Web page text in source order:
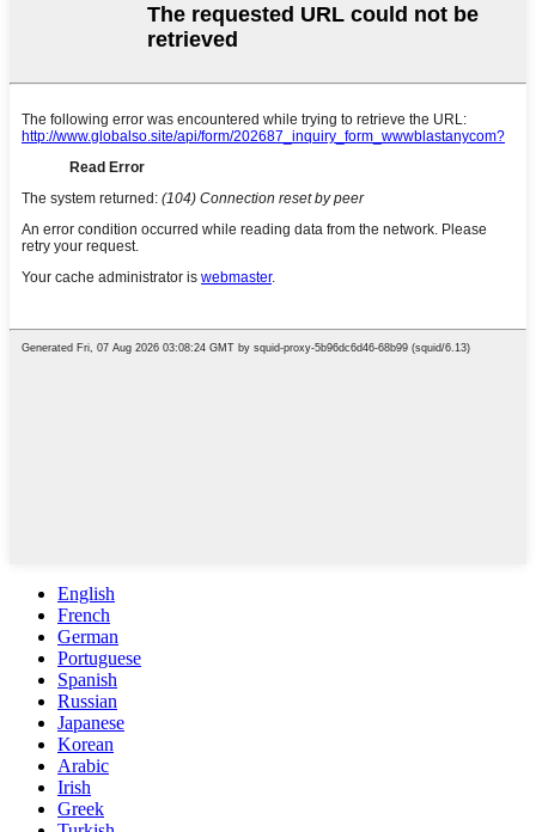
English
French
German
Portuguese
Spanish
Russian
Japanese
Korean
Arabic
Irish
Greek